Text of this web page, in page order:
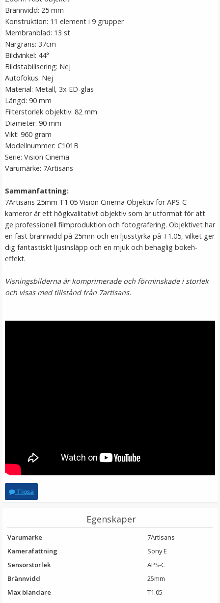
Brännvidd: 25 mm
Konstruktion: 11 element i 9 grupper
Membranblad: 13 st
Närgräns: 37cm
Bildvinkel: 44°
Bildstabilisering: Nej
Autofokus: Nej
Material: Metall, 3x ED-glas
Längd: 90 mm
Filterstorlek objektiv: 82 mm
Diameter: 90 mm
Vikt: 960 gram
Modellnummer: C101B
Serie: Vision Cinema
Varumärke: 7Artisans
Sammanfattning:
7Artisans 25mm T1.05 Vision Cinema Objektiv för APS-C
kameror är ett högkvalitativt objektiv som är utformat för att
ge professionell filmproduktion och fotografering. Objektivet har
en fast brännvidd på 25mm och en ljusstyrka på T1.05, vilket ger
dig fantastiskt ljusinsläpp och en mjuk och behaglig bokeh-
effekt.
Visningsbilderna är komprimerade och förminskade i storlek
och visas med tillstånd från 7artisans.
Tipsa
Egenskaper
Varumärke
7Artisans
Kamerafattning
Sony E
Sensorstorlek
APS-C
Brännvidd
25mm
Max bländare
T1.05